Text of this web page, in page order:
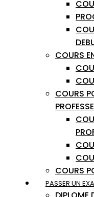
COURS
COURS
COURS
PASSER UN